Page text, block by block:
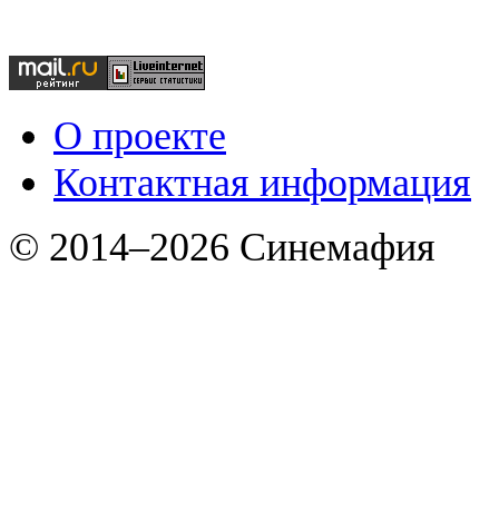
О проекте
Контактная информация
© 2014–2026 Синемафия